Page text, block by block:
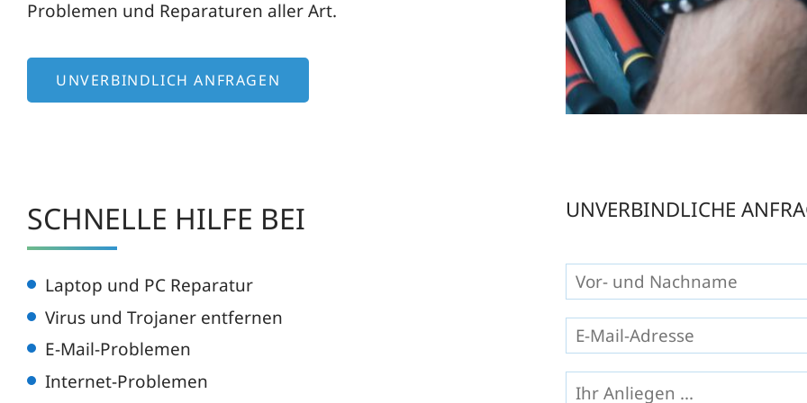
Problemen und Reparaturen aller Art.
UNVERBINDLICH ANFRAGEN
SCHNELLE HILFE BEI
Laptop und PC Reparatur
Virus und Trojaner entfernen
E-Mail-Problemen
Internet-Problemen
UNVERBINDLICHE